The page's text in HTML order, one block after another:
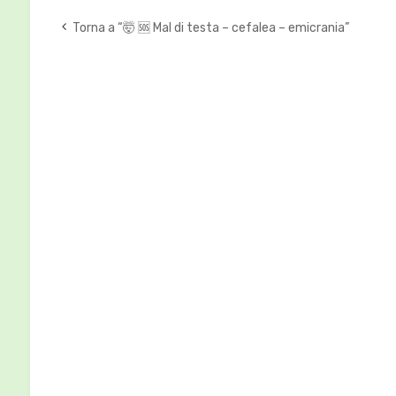
Torna a “🤯 🆘 Mal di testa – cefalea – emicrania”